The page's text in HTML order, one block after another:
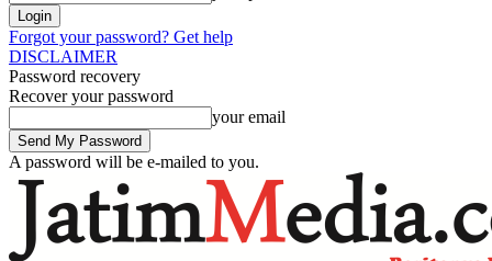
Forgot your password? Get help
DISCLAIMER
Password recovery
Recover your password
your email
A password will be e-mailed to you.